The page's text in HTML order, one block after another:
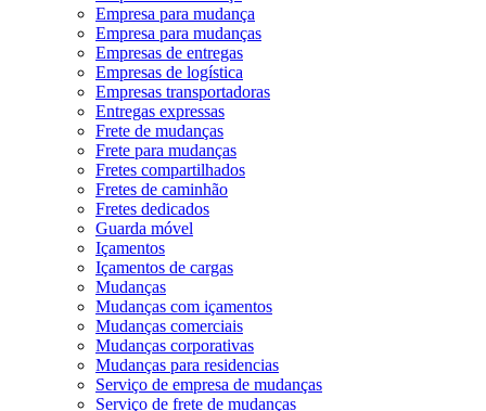
Empresa para mudança
Empresa para mudanças
Empresas de entregas
Empresas de logística
Empresas transportadoras
Entregas expressas
Frete de mudanças
Frete para mudanças
Fretes compartilhados
Fretes de caminhão
Fretes dedicados
Guarda móvel
Içamentos
Içamentos de cargas
Mudanças
Mudanças com içamentos
Mudanças comerciais
Mudanças corporativas
Mudanças para residencias
Serviço de empresa de mudanças
Serviço de frete de mudanças